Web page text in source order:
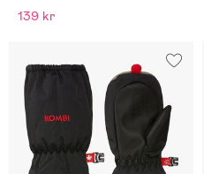
139 kr